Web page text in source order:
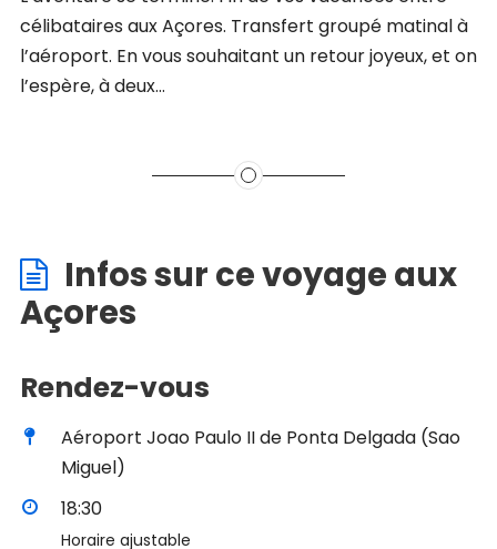
célibataires aux Açores. Transfert groupé matinal à
l’aéroport. En vous souhaitant un retour joyeux, et on
l’espère, à deux…
Infos sur ce voyage aux
Açores
Rendez-vous
Aéroport Joao Paulo II de Ponta Delgada (Sao
Miguel)
18:30
Horaire ajustable